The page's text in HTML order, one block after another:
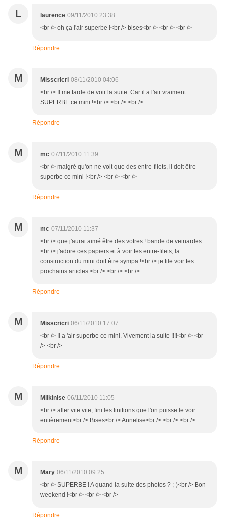
L laurence 09/11/2010 23:38
<br /> oh ça l'air superbe !<br /> bises<br /> <br /> <br />
Répondre
M Misscricri 08/11/2010 04:06
<br /> Il me tarde de voir la suite. Car il a l'air vraiment
SUPERBE ce mini !<br /> <br /> <br />
Répondre
M mc 07/11/2010 11:39
<br /> malgré qu'on ne voit que des entre-filets, il doit être
superbe ce mini !<br /> <br /> <br />
Répondre
M mc 07/11/2010 11:37
<br /> que j'aurai aimé être des votres ! bande de veinardes....
<br /> j'adore ces papiers et à voir tes entre-filets, la
construction du mini doit être sympa !<br /> je file voir tes
prochains articles.<br /> <br /> <br />
Répondre
M Misscricri 06/11/2010 17:07
<br /> Il a 'air superbe ce mini. Vivement la suite !!!!<br /> <br
/> <br />
Répondre
M Milkinise 06/11/2010 11:05
<br /> aller vite vite, fini les finitions que l'on puisse le voir
entièrement<br /> Bises<br /> Annelise<br /> <br /> <br />
Répondre
M Mary 06/11/2010 09:25
<br /> SUPERBE ! A quand la suite des photos ? ;-)<br /> Bon
weekend !<br /> <br /> <br />
Répondre